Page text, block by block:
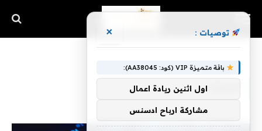
توصيات : ×
باقة متميزة VIP (كود: AA38045):
اول اثنين ريادة اعمال
مشاركة ارباح ادسنس